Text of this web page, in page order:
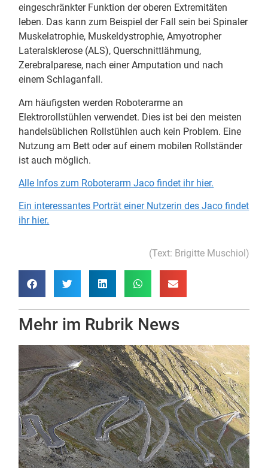
eingeschränkter Funktion der oberen Extremitäten
leben. Das kann zum Beispiel der Fall sein bei Spinaler
Muskelatrophie, Muskeldystrophie, Amyotropher
Lateralsklerose (ALS), Querschnittlähmung,
Zerebralparese, nach einer Amputation und nach
einem Schlaganfall.
Am häufigsten werden Roboterarme an
Elektrorollstühlen verwendet. Dies ist bei den meisten
handelsüblichen Rollstühlen auch kein Problem. Eine
Nutzung am Bett oder auf einem mobilen Rollständer
ist auch möglich.
Alle Infos zum Roboterarm Jaco findet ihr hier.
Ein interessantes Porträt einer Nutzerin des Jaco findet
ihr hier.
(Text: Brigitte Muschiol)
Mehr im Rubrik News